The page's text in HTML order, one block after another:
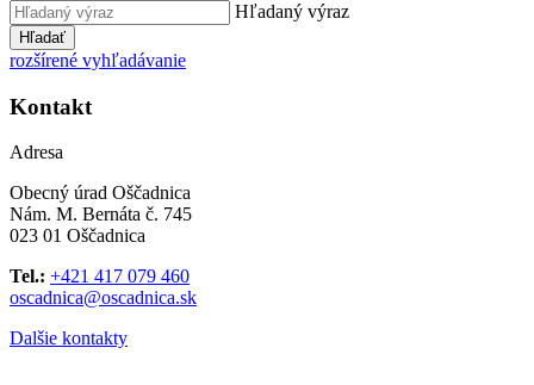
Hľadaný výraz
Hľadať
rozšírené vyhľadávanie
Kontakt
Adresa
Obecný úrad Oščadnica
Nám. M. Bernáta č. 745
023 01 Oščadnica
Tel.: +421 417 079 460
oscadnica@oscadnica.sk
Dalšie kontakty